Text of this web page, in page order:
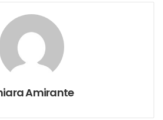
Amirante